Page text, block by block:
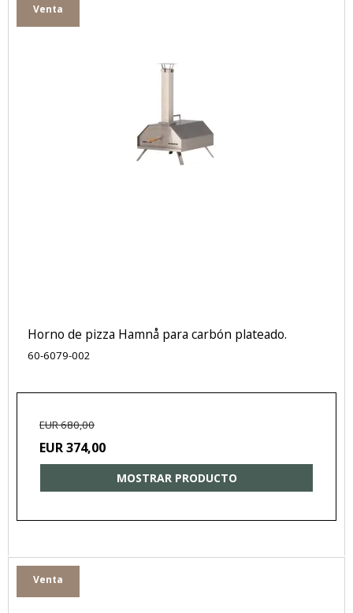
Venta
Horno de pizza Hamnå para carbón plateado.
60-6079-002
EUR 680,00
EUR 374,00
MOSTRAR PRODUCTO
Venta